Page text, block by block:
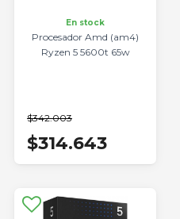
En stock
Procesador Amd (am4)
Ryzen 5 5600t 65w
$342.003
$314.643